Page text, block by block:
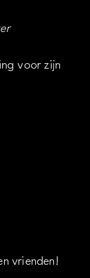
voor zijn
vrienden!